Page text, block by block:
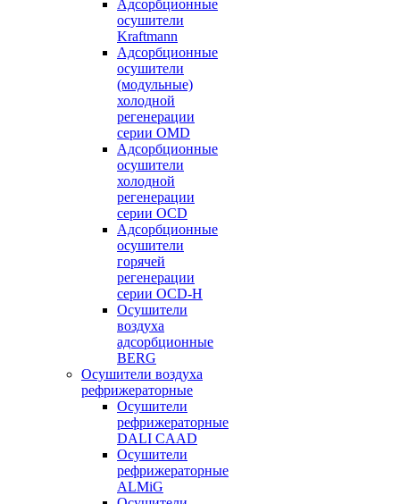
Адсорбционные
осушители
Kraftmann
Адсорбционные
осушители
(модульные)
холодной
регенерации
серии OMD
Адсорбционные
осушители
холодной
регенерации
серии OCD
Адсорбционные
осушители
горячей
регенерации
серии OСD-H
Осушители
воздуха
адсорбционные
BERG
Осушители воздуха
рефрижераторные
Осушители
рефрижераторные
DALI CAAD
Осушители
рефрижераторные
ALMiG